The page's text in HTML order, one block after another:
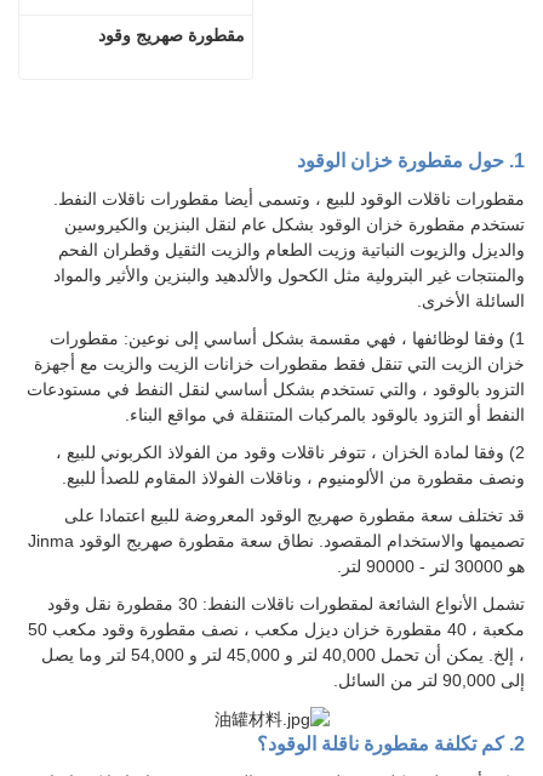
مقطورة صهريج وقود
1. حول مقطورة خزان الوقود
مقطورات ناقلات الوقود للبيع ، وتسمى أيضا مقطورات ناقلات النفط.
تستخدم مقطورة خزان الوقود بشكل عام لنقل البنزين والكيروسين
والديزل والزيوت النباتية وزيت الطعام والزيت الثقيل وقطران الفحم
والمنتجات غير البترولية مثل الكحول والألدهيد والبنزين والأثير والمواد
السائلة الأخرى.
1) وفقا لوظائفها ، فهي مقسمة بشكل أساسي إلى نوعين: مقطورات
خزان الزيت التي تنقل فقط مقطورات خزانات الزيت والزيت مع أجهزة
التزود بالوقود ، والتي تستخدم بشكل أساسي لنقل النفط في مستودعات
النفط أو التزود بالوقود بالمركبات المتنقلة في مواقع البناء.
2) وفقا لمادة الخزان ، تتوفر ناقلات وقود من الفولاذ الكربوني للبيع ،
ونصف مقطورة من الألومنيوم ، وناقلات الفولاذ المقاوم للصدأ للبيع.
قد تختلف سعة مقطورة صهريج الوقود المعروضة للبيع اعتمادا على
تصميمها والاستخدام المقصود. نطاق سعة مقطورة صهريج الوقود Jinma
هو 30000 لتر - 90000 لتر.
تشمل الأنواع الشائعة لمقطورات ناقلات النفط: 30 مقطورة نقل وقود
مكعبة ، 40 مقطورة خزان ديزل مكعب ، نصف مقطورة وقود مكعب 50
، إلخ. يمكن أن تحمل 40,000 لتر و 45,000 لتر و 54,000 لتر وما يصل
إلى 90,000 لتر من السائل.
2. كم تكلفة مقطورة ناقلة الوقود؟